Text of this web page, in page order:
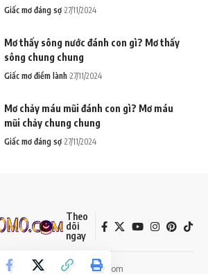
Giấc mơ đáng sợ 27/11/2024
Mơ thấy sông nước đánh con gì? Mơ thấy
sông chung chung
Giấc mơ điềm lành 27/11/2024
Mơ chảy máu mũi đánh con gì? Mơ máu
mũi chảy chung chung
Giấc mơ đáng sợ 27/11/2024
Theo
dõi
ngay
thuộc về Tintucsomo.com